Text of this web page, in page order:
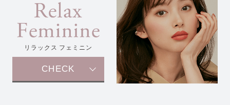
リラックス フェミニン
CHECK